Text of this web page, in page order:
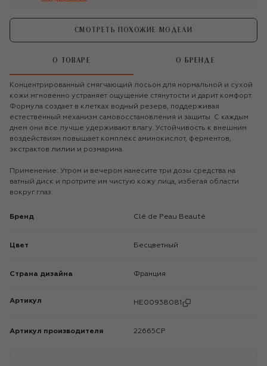
СМОТРЕТЬ ПОХОЖИЕ МОДЕЛИ
О ТОВАРЕ О БРЕНДЕ
Концентрированный смягчающий лосьон для нормальной и сухой
кожи мгновенно устраняет ощущение стянутости и дарит комфорт.
Формула создает в клетках водный резерв, поддерживая
естественный механизм самовосстановления и защиты. С каждым
днем они все лучше удерживают влагу. Устойчивость к внешним
воздействиям повышает комплекс аминокислот, ферментов,
экстрактов лилии и розмарина.
Применение: Утром и вечером нанесите три дозы средства на
ватный диск и протрите им чистую кожу лица, избегая области
вокруг глаз.
Бренд Clé de Peau Beauté
Цвет Бесцветный
Страна дизайна Франция
Артикул HE00938081
Артикул производителя 22665CP